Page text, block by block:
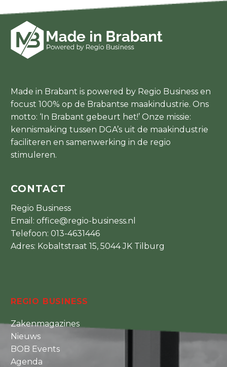
Made in Brabant is powered by Regio Business en
focust 100% op de Brabantse maakindustrie. Ons
motto: ‘In Brabant gebeurt het!’ Onze missie:
kennismaking tussen DGA’s uit de maakindustrie
faciliteren en samenwerking in de regio
stimuleren.
CONTACT
Regio Business
Email: office@regio-business.nl
Telefoon: 013-4631446
Adres: Kobaltstraat 15, 5044 JK Tilburg
REGIO BUSINESS
Zakenmagazines
Nieuws
BOB Events
Agenda